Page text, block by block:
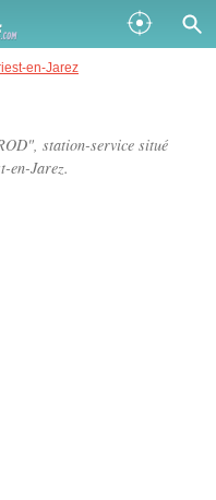
en-Jarez
station-service situé
en-Jarez.